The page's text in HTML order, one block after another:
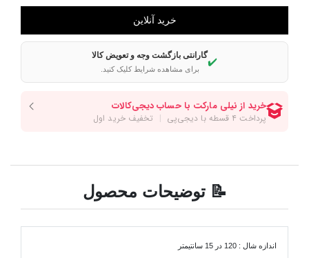
✔️
گارانتی بازگشت وجه و تعویض کالا
برای مشاهده شرایط کلیک کنید.
📝 توضیحات محصول
اندازه شال : 120 در 15 سانتیمتر